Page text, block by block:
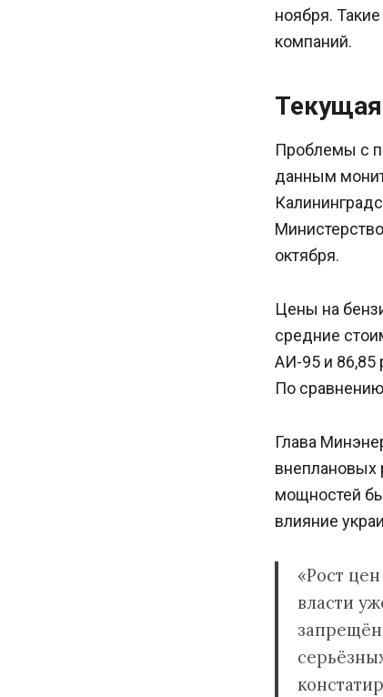
ноября.
компаний.
Проблемы с
данным
октября.
Цены на
средние
АИ-95 и 86,85
По
Глава
внеплановых
мощностей
влияние
«Рост
власти